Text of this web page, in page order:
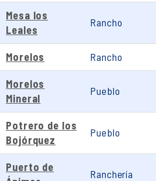
Mesa los
Leales
Rancho
Morelos Rancho
Morelos
Mineral
Pueblo
Potrero de los
Bojórquez
Pueblo
Puerto de
Ranchería